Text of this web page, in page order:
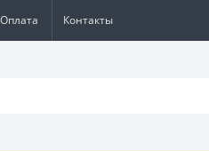
Оплата Контакты